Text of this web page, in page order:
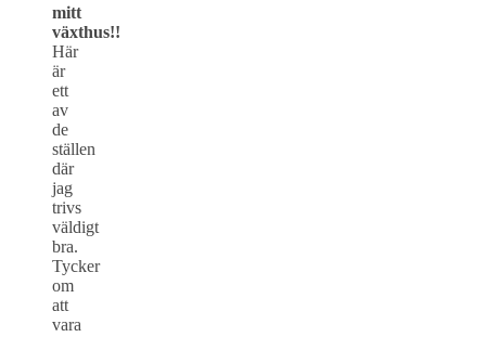
mitt
växthus!!
Här
är
ett
av
de
ställen
där
jag
trivs
väldigt
bra.
Tycker
om
att
vara